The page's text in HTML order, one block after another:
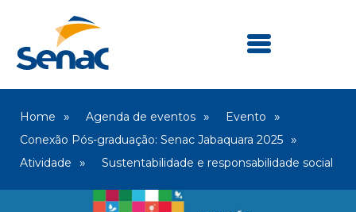
Home Agenda de eventos
Evento
Conexão Pós-graduação: Senac Jabaquara 2025
Atividade
Sustentabilidade e responsabilidade social